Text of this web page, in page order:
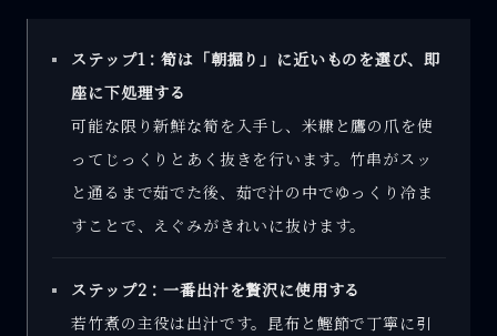
ステップ1：筍は「朝掘り」に近いものを選び、即
座に下処理する
可能な限り新鮮な筍を入手し、米糠と鷹の爪を使
ってじっくりとあく抜きを行います。竹串がスッ
と通るまで茹でた後、茹で汁の中でゆっくり冷ま
すことで、えぐみがきれいに抜けます。
ステップ2：一番出汁を贅沢に使用する
若竹煮の主役は出汁です。昆布と鰹節で丁寧に引